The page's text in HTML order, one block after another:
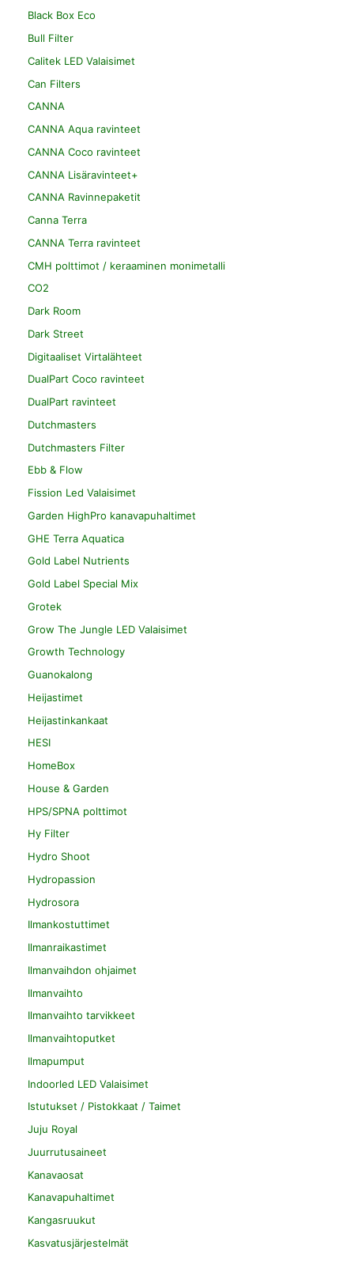
Black Box Eco
Bull Filter
Calitek LED Valaisimet
Can Filters
CANNA
CANNA Aqua ravinteet
CANNA Coco ravinteet
CANNA Lisäravinteet+
CANNA Ravinnepaketit
Canna Terra
CANNA Terra ravinteet
CMH polttimot / keraaminen monimetalli
CO2
Dark Room
Dark Street
Digitaaliset Virtalähteet
DualPart Coco ravinteet
DualPart ravinteet
Dutchmasters
Dutchmasters Filter
Ebb & Flow
Fission Led Valaisimet
Garden HighPro kanavapuhaltimet
GHE Terra Aquatica
Gold Label Nutrients
Gold Label Special Mix
Grotek
Grow The Jungle LED Valaisimet
Growth Technology
Guanokalong
Heijastimet
Heijastinkankaat
HESI
HomeBox
House & Garden
HPS/SPNA polttimot
Hy Filter
Hydro Shoot
Hydropassion
Hydrosora
Ilmankostuttimet
Ilmanraikastimet
Ilmanvaihdon ohjaimet
Ilmanvaihto
Ilmanvaihto tarvikkeet
Ilmanvaihtoputket
Ilmapumput
Indoorled LED Valaisimet
Istutukset / Pistokkaat / Taimet
Juju Royal
Juurrutusaineet
Kanavaosat
Kanavapuhaltimet
Kangasruukut
Kasvatusjärjestelmät